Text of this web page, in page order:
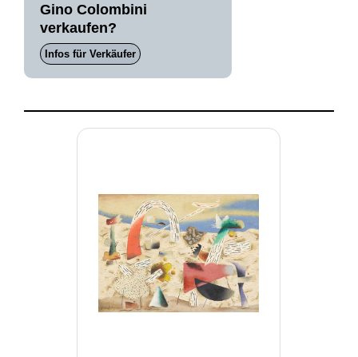
Gino Colombini
verkaufen?
Infos für Verkäufer